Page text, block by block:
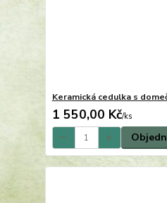
Keramická cedulka s
1 550,00 Kč/ks